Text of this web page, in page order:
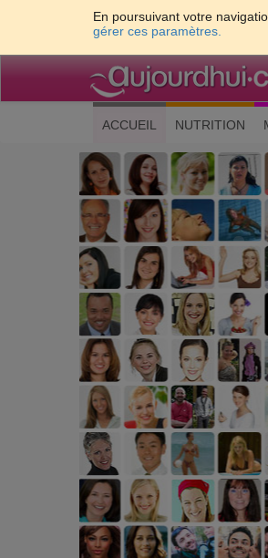
En poursuivant votre
gérer ces paramètres.
ACCUEIL (current)
NUTRITION